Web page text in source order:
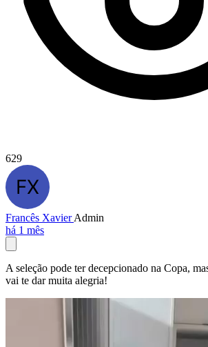
629
Francês XavierAdmin
há 1 mês
A seleção pode ter decepcionado na Copa,
vai te dar muita alegria!